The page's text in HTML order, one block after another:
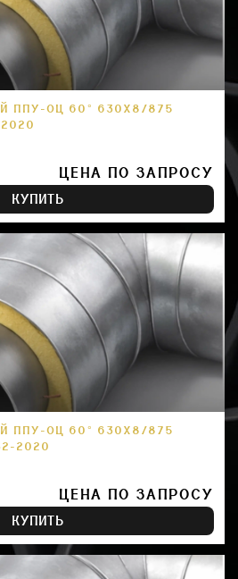
ППУ-ОЦ 60° 630Х8/875
ЦЕНА ПО ЗАПРОСУ
КУПИТЬ
ППУ-ОЦ 60° 630Х8/875
2020
ЦЕНА ПО ЗАПРОСУ
КУПИТЬ